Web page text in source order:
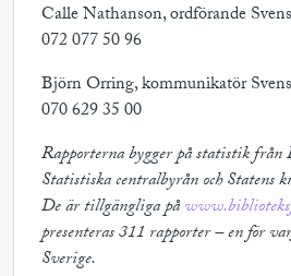
Calle Nathanson, ordförande
072 077 50 96
Björn Orring, kommunikatör
070 629 35 00
Rapporterna bygger på statistik
Statistiska centralbyrån och Statens
De är tillgängliga på
presenteras 311 rapporter – en för
Sverige.